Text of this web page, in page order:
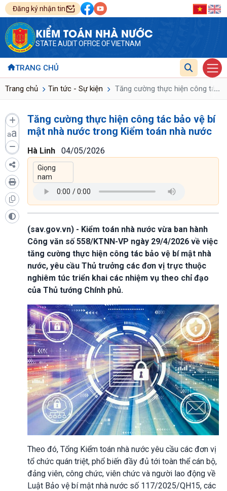
Đăng ký nhận tin
KIỂM TOÁN NHÀ NƯỚC
STATE AUDIT OFFICE OF VIETNAM
TRANG CHỦ
Trang chủ Tin tức - Sự kiện Tăng cường thực hiện công tác
...
aa
Tăng cường thực hiện công tác bảo vệ bí
mật nhà nước trong Kiểm toán nhà nước
Hà Linh 04/05/2026
(sav.gov.vn) - Kiểm toán nhà nước vừa ban hành
Công văn số 558/KTNN-VP ngày 29/4/2026 về việc
tăng cường thực hiện công tác bảo vệ bí mật nhà
nước, yêu cầu Thủ trưởng các đơn vị trực thuộc
nghiêm túc triển khai các nhiệm vụ theo chỉ đạo
của Thủ tướng Chính phủ.
Theo đó, Tổng Kiểm toán nhà nước yêu cầu các đơn vị
tổ chức quán triệt, phổ biến đầy đủ tới toàn thể cán bộ,
đảng viên, công chức, viên chức và người lao động về
Luật Bảo vệ bí mật nhà nước số 117/2025/QH15, các